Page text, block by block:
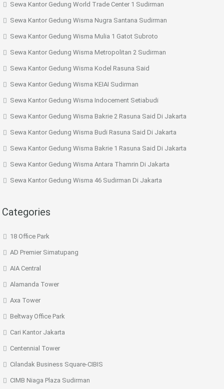
Sewa Kantor Gedung World Trade Center 1 Sudirman
Sewa Kantor Gedung Wisma Nugra Santana Sudirman
Sewa Kantor Gedung Wisma Mulia 1 Gatot Subroto
Sewa Kantor Gedung Wisma Metropolitan 2 Sudirman
Sewa Kantor Gedung Wisma Kodel Rasuna Said
Sewa Kantor Gedung Wisma KEIAI Sudirman
Sewa Kantor Gedung Wisma Indocement Setiabudi
Sewa Kantor Gedung Wisma Bakrie 2 Rasuna Said Di Jakarta
Sewa Kantor Gedung Wisma Budi Rasuna Said Di Jakarta
Sewa Kantor Gedung Wisma Bakrie 1 Rasuna Said Di Jakarta
Sewa Kantor Gedung Wisma Antara Thamrin Di Jakarta
Sewa Kantor Gedung Wisma 46 Sudirman Di Jakarta
Categories
18 Office Park
AD Premier Simatupang
AIA Central
Alamanda Tower
Axa Tower
Beltway Office Park
Cari Kantor Jakarta
Centennial Tower
Cilandak Business Square-CIBIS
CIMB Niaga Plaza Sudirman